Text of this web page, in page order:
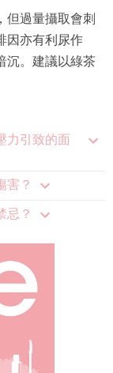
但過量攝取會刺
因亦有利尿作
沉。建議以綠茶
力引致的面
害？
忌？